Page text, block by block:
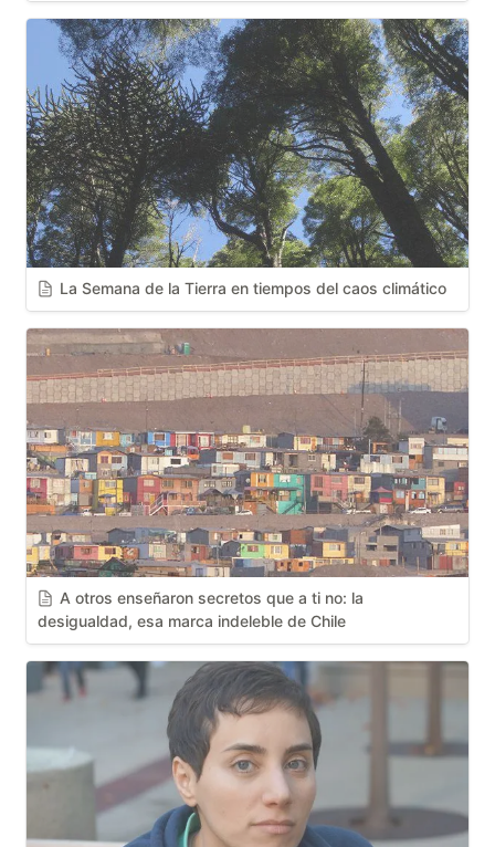
La Semana de la Tierra en tiempos del caos climático
A otros enseñaron secretos que a ti no: la
desigualdad, esa marca indeleble de Chile